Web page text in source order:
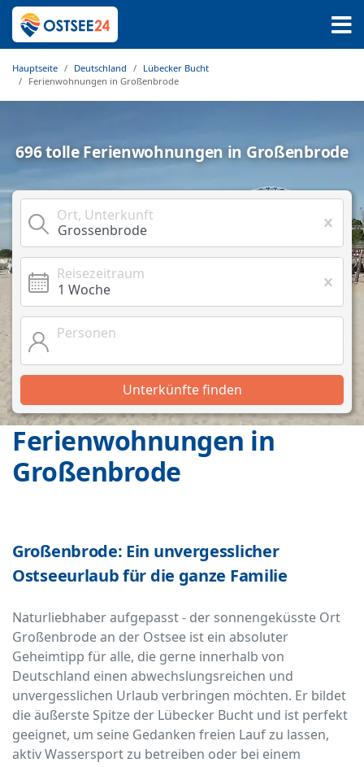
Hauptseite Deutschland
Lübecker Bucht
Ferienwohnungen in Großenbrode
696 tolle Ferienwohnungen in Großenbrode
Ort, Unterkunft
Reisezeitraum
Personen
Unterkünfte finden
Ferienwohnungen in
Großenbrode
Großenbrode: Ein unvergesslicher
Ostseeurlaub für die ganze Familie
Naturliebhaber aufgepasst - der sonnengeküsste Ort
Großenbrode an der Ostsee ist ein absoluter
Geheimtipp für alle, die gerne innerhalb von
Deutschland einen abwechslungsreichen und
unvergesslichen Urlaub verbringen möchten. Er bildet
die äußerste Spitze der Lübecker Bucht und ist perfekt
geeignet, um seine Gedanken freien Lauf zu lassen,
aktiv Wassersport zu betreiben oder bei einem